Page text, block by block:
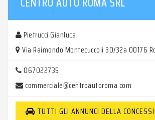
Pietrucci Gianluca
Via Raimondo Montecuccoli 30/32a 00176
067022735
commerciale@centroautoroma.com
TUTTI GLI ANNUNCI DELLA